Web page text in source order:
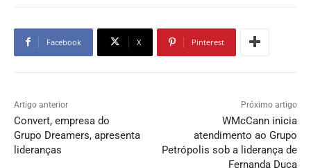
Facebook X Pinterest
Artigo anterior
Convert, empresa do
Grupo Dreamers, apresenta
lideranças
Próximo artigo
WMcCann inicia
atendimento ao Grupo
Petrópolis sob a liderança de
Fernanda Duca